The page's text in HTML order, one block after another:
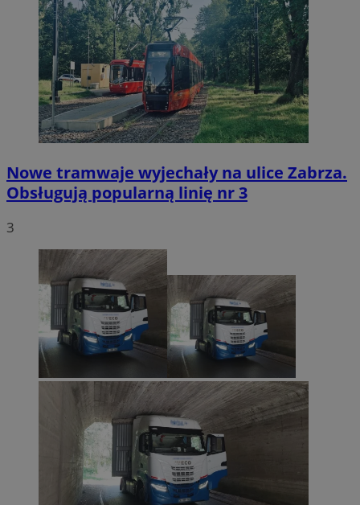
Nowe tramwaje wyjechały na ulice Zabrza.
Obsługują popularną linię nr 3
3